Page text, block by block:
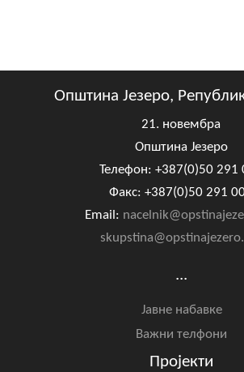
Општина Језеро,
21. новембра
Општина Језеро
Телефон: +387(0)50 291
Факс: +387(0)50 291
Email:
...
Јавне набавке
Важни телфони
Пројекти